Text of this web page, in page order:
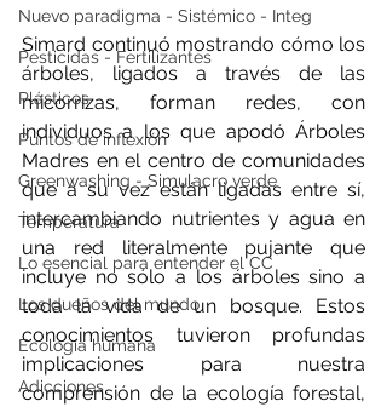
Nuevo paradigma - Sistémico - Integ
Pesticidas - Fertilizantes
Plásticos
Puntos de inflexión
Greenwashing - Simulacro verde
Temperatura
Lo esencial para entender el CC
Los dueños del mundo
Ecología humana
Adicciones
Simard continuó mostrando cómo los
árboles, ligados a través de las
micorrizas, forman redes, con
individuos a los que apodó Árboles
Madres en el centro de comunidades
que a su vez están ligadas entre sí,
intercambiando nutrientes y agua en
una red literalmente pujante que
incluye no sólo a los árboles sino a
toda la vida de un bosque. Estos
conocimientos tuvieron profundas
implicaciones para nuestra
comprensión de la ecología forestal,